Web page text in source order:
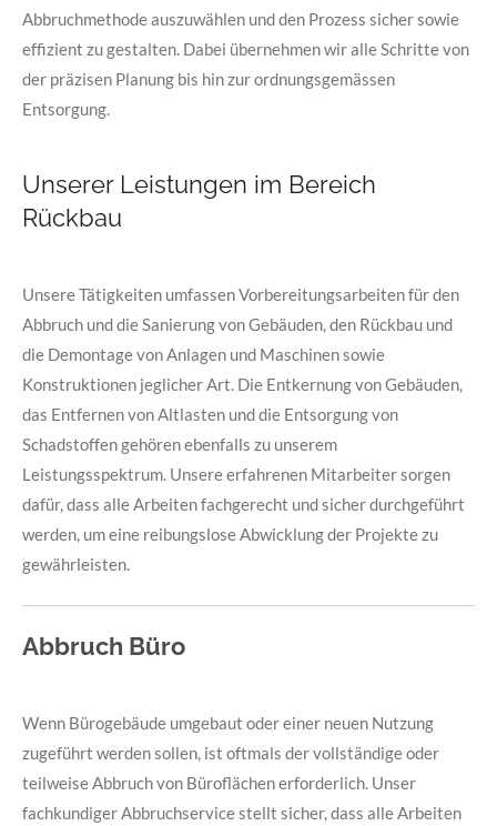
Abbruchmethode auszuwählen und den Prozess sicher sowie
effizient zu gestalten. Dabei übernehmen wir alle Schritte von
der präzisen Planung bis hin zur ordnungsgemässen
Entsorgung.
Unserer Leistungen im Bereich
Rückbau
Unsere Tätigkeiten umfassen Vorbereitungsarbeiten für den
Abbruch und die Sanierung von Gebäuden, den Rückbau und
die Demontage von Anlagen und Maschinen sowie
Konstruktionen jeglicher Art. Die Entkernung von Gebäuden,
das Entfernen von Altlasten und die Entsorgung von
Schadstoffen gehören ebenfalls zu unserem
Leistungsspektrum. Unsere erfahrenen Mitarbeiter sorgen
dafür, dass alle Arbeiten fachgerecht und sicher durchgeführt
werden, um eine reibungslose Abwicklung der Projekte zu
gewährleisten.
Abbruch Büro
Wenn Bürogebäude umgebaut oder einer neuen Nutzung
zugeführt werden sollen, ist oftmals der vollständige oder
teilweise Abbruch von Büroflächen erforderlich. Unser
fachkundiger Abbruchservice stellt sicher, dass alle Arbeiten